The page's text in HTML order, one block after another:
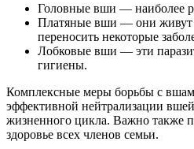
Головные вши — наиболее
Платяные вши — они живут
переносить некоторые
Лобковые вши — эти
гигиены.
Комплексные меры борьбы с
эффективной нейтрализации
жизненного цикла. Важно также
здоровье всех членов семьи.